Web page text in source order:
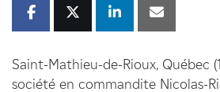
Saint-Mathieu-de-Rioux, Québec
société en commandite Nicolas-